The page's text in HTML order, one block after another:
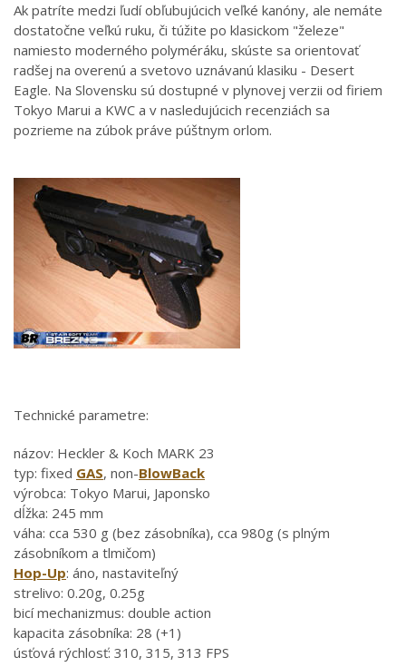
Ak patríte medzi ľudí obľubujúcich veľké kanóny, ale nemáte
dostatočne veľkú ruku, či túžite po klasickom "železe"
namiesto moderného polyméráku, skúste sa orientovať
radšej na overenú a svetovo uznávanú klasiku - Desert
Eagle. Na Slovensku sú dostupné v plynovej verzii od firiem
Tokyo Marui a KWC a v nasledujúcich recenziách sa
pozrieme na zúbok práve púštnym orlom.
Technické parametre:
názov: Heckler & Koch MARK 23
typ: fixed GAS, non-BlowBack
výrobca: Tokyo Marui, Japonsko
dĺžka: 245 mm
váha: cca 530 g (bez zásobníka), cca 980g (s plným
zásobníkom a tlmičom)
Hop-Up: áno, nastaviteľný
strelivo: 0.20g, 0.25g
bicí mechanizmus: double action
kapacita zásobníka: 28 (+1)
úsťová rýchlosť: 310, 315, 313 FPS